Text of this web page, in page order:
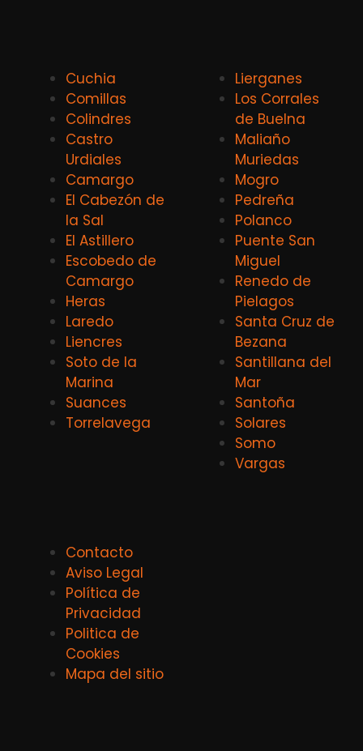
Cuchia
Comillas
Colindres
Castro
Urdiales
Camargo
El Cabezón de
la Sal
El Astillero
Escobedo de
Camargo
Heras
Laredo
Liencres
Soto de la
Marina
Suances
Torrelavega
Lierganes
Los Corrales
de Buelna
Maliaño
Muriedas
Mogro
Pedreña
Polanco
Puente San
Miguel
Renedo de
Pielagos
Santa Cruz de
Bezana
Santillana del
Mar
Santoña
Solares
Somo
Vargas
Contacto
Aviso Legal
Política de
Privacidad
Politica de
Cookies
Mapa del sitio